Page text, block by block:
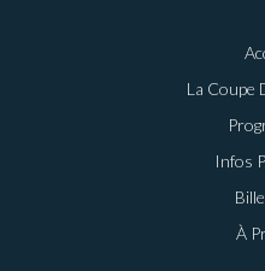
La Coupe
Infos
À